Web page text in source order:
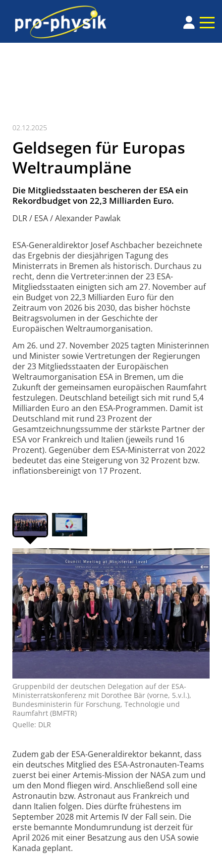
02.12.2025
Geldsegen für Europas
Weltraumpläne
Die Mitgliedsstaaten bescheren der ESA ein
Rekordbudget von 22,3 Milliarden Euro.
DLR / ESA / Alexander Pawlak
ESA-Generaldirektor Josef Aschbacher bezeichnete
das Ergebnis der diesjährigen Tagung des
Ministerrats in Bremen als historisch. Durchaus zu
recht, denn die Vertreter:innen der 23 ESA-
Mitgliedsstaaten einigten sich am 27. November auf
ein Budget von 22,3 Milliarden Euro für den
Zeitraum von 2026 bis 2030, das bisher höchste
Beitragsvolumen in der Geschichte der
Europäischen Weltraumorganisation.
Am 26. und 27. November 2025 tagten Ministerinnen
und Minister sowie Vertretungen der Regierungen
der 23 Mitgliedsstaaten der Europäischen
Weltraumorganisation ESA in Bremen, um die
Zukunft der gemeinsamen europäischen Raumfahrt
festzulegen. Deutschland beteiligt sich mit rund 5,4
Milliarden Euro an den ESA-Programmen. Damit ist
Deutschland mit rund 23 Prozent der
Gesamtzeichnungssumme der stärkste Partner der
ESA vor Frankreich und Italien (jeweils rund 16
Prozent). Gegenüber dem ESA-Ministerrat von 2022
bedeutet das eine Steigerung von 32 Prozent bzw.
inflationsbereinigt von 17 Prozent.
Gruppenbild der deutschen Delegation auf der ESA-
Ministerratskonferenz mit Dorothee Bär (vorne, 5.v.l.),
Bundesministerin für Forschung, Technologie und
Raumfahrt (BMFTR)
Quelle: DLR
Zudem gab der ESA-Generaldirektor bekannt, dass
ein deutsches Mitglied des ESA-Astronauten-Teams
zuerst bei einer Artemis-Mission der NASA zum und
um den Mond fliegen wird. Anschließend soll eine
Astronautin bzw. Astronaut aus Frankreich und
dann Italien folgen. Dies dürfte frühestens im
September 2028 mit Artemis IV der Fall sein. Die
erste bemannte Mondumrundung ist derzeit für
April 2026 mit einer Besatzung aus den USA sowie
Kanada geplant.